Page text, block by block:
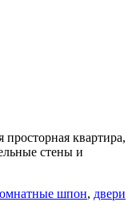
квартира,
стены и
шпон, двери